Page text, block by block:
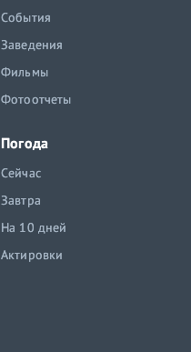
События
Заведения
Фильмы
Фотоотчеты
Погода
Сейчас
Завтра
На 10 дней
Актировки